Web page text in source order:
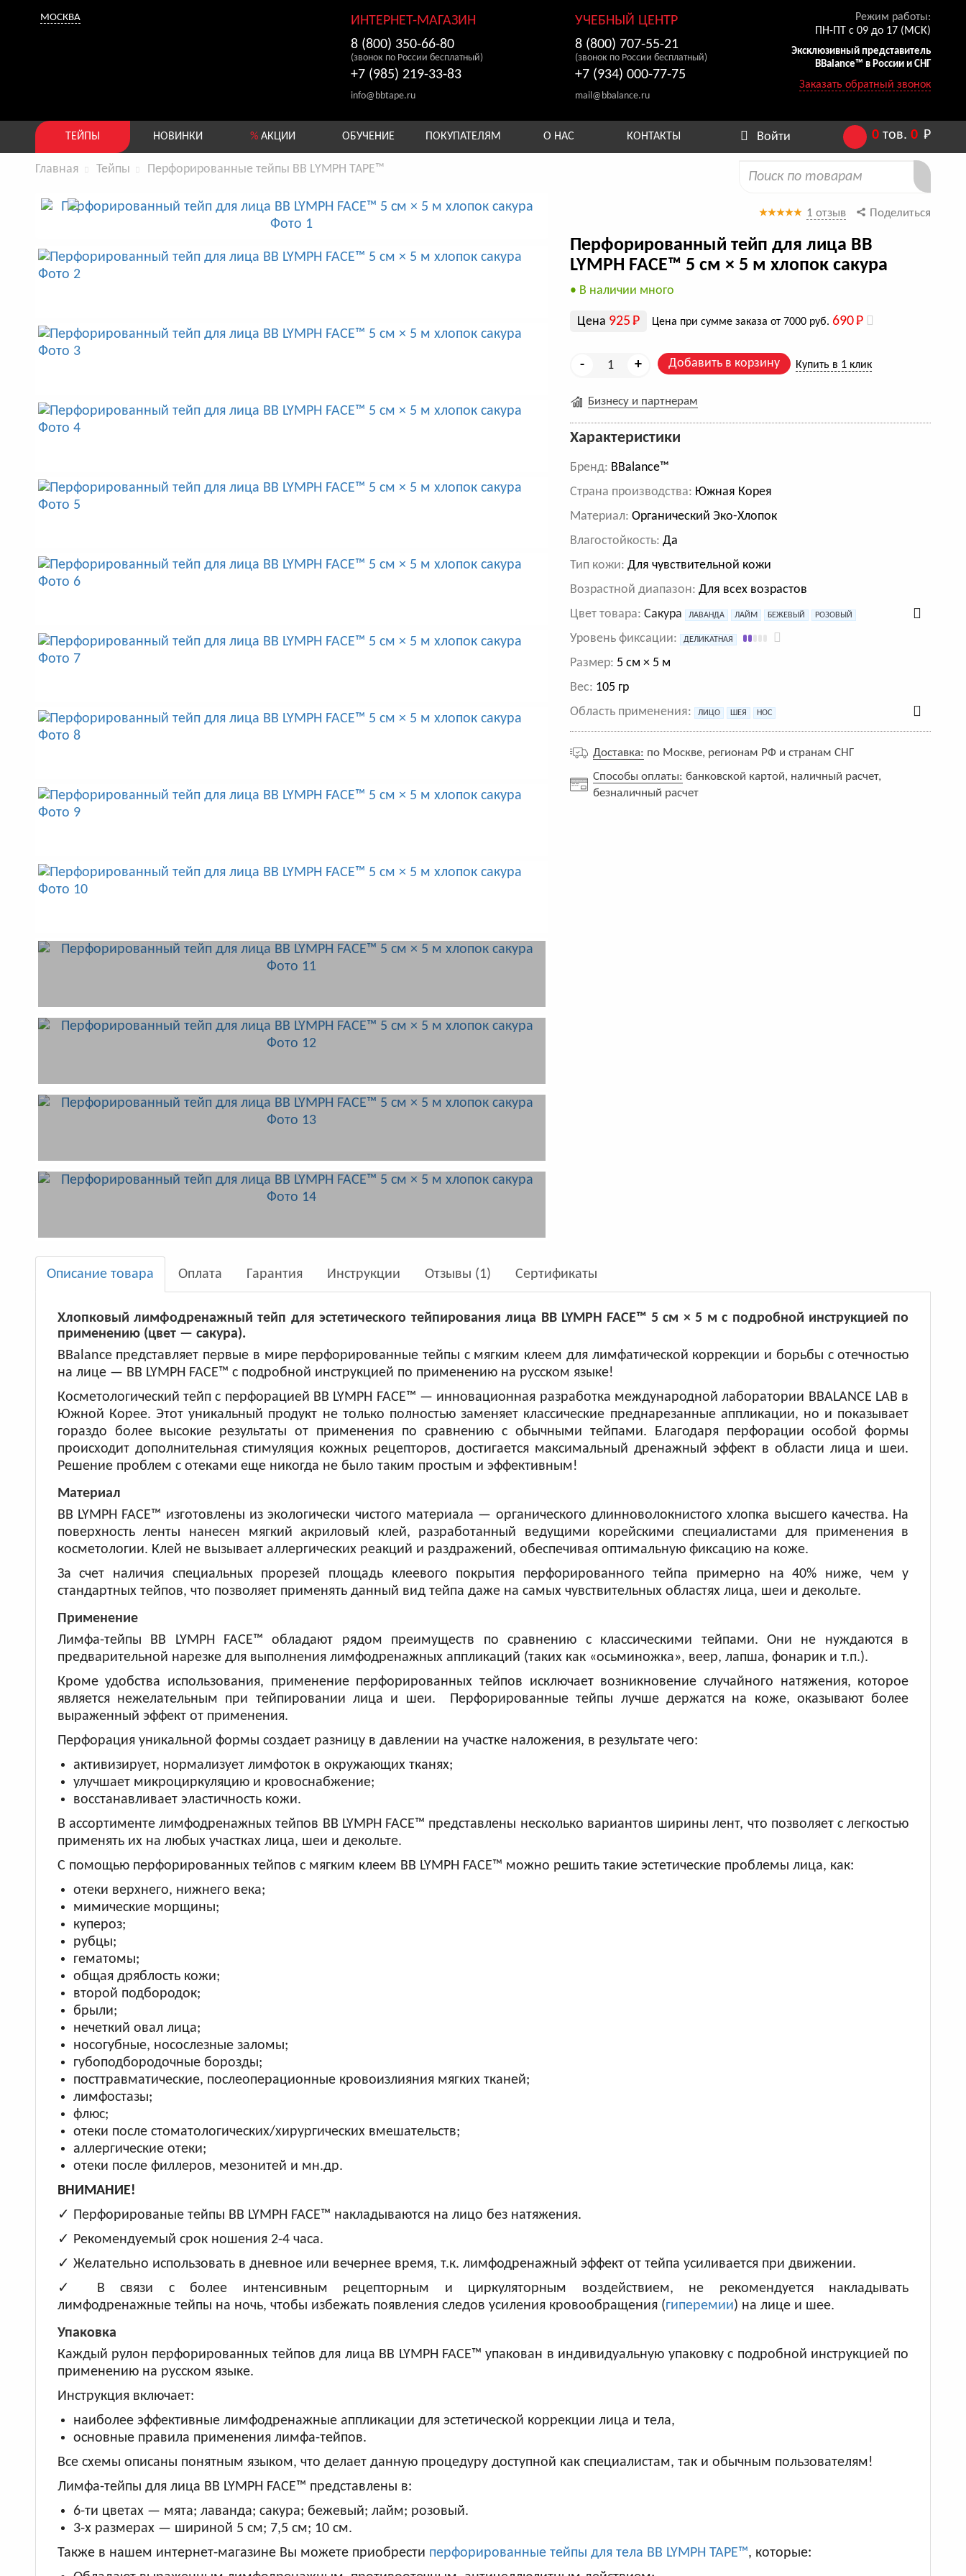
МОСКВА
ИНТЕРНЕТ-МАГАЗИН
8 (800) 350-66-80
(звонок по России бесплатный)
+7 (985) 219-33-83
info@bbtape.ru
УЧЕБНЫЙ ЦЕНТР
8 (800) 707-55-21
(звонок по России бесплатный)
+7 (934) 000-77-75
mail@bbalance.ru
Режим работы:
ПН-ПТ с 09 до 17 (МСК)
Эксклюзивный представитель
BBalance™ в России и СНГ
Заказать обратный звонок
ТЕЙПЫ НОВИНКИ % АКЦИИ ОБУЧЕНИЕ ПОКУПАТЕЛЯМ О НАС КОНТАКТЫ Войти 0 тов.0 Р
Главная Тейпы Перфорированные тейпы BB LYMPH TAPE™
1 отзыв Поделиться
Перфорированный тейп для лица BB
LYMPH FACE™ 5 см × 5 м хлопок сакура
• В наличии много
Цена 925 Р Цена при сумме заказа от 7000 руб. 690Р
- + Добавить в корзину Купить в 1 клик
Бизнесу и партнерам
Характеристики
Бренд: BBalance™
Cтрана производства: Южная Корея
Материал: Органический Эко-Хлопок
Влагостойкость: Да
Тип кожи: Для чувствительной кожи
Возрастной диапазон: Для всех возрастов
Цвет товара:Сакура ЛАВАНДА ЛАЙМ БЕЖЕВЫЙ РОЗОВЫЙ
Уровень фиксации: ДЕЛИКАТНАЯ
Размер: 5 см × 5 м
Вес: 105 гр
Область применения:
ЛИЦО ШЕЯ НОС
Доставка: по Москве, регионам РФ и странам СНГ
Способы оплаты: банковской картой, наличный расчет,
безналичный расчет
Описание товара Оплата Гарантия Инструкции Отзывы (1) Сертификаты
Хлопковый лимфодренажный тейп для эстетического тейпирования лица BB LYMPH FACE™ 5 см × 5 м с подробной инструкцией по
применению (цвет — сакура).
BBalance представляет первые в мире перфорированные тейпы с мягким клеем для лимфатической коррекции и борьбы с отечностью
на лице — BB LYMPH FACE™ с подробной инструкцией по применению на русском языке!
Косметологический тейп с перфорацией BB LYMPH FACE™ — инновационная разработка международной лаборатории BBALANCE LAB в
Южной Корее. Этот уникальный продукт не только полностью заменяет классические преднарезанные аппликации, но и показывает
гораздо более высокие результаты от применения по сравнению с обычными тейпами. Благодаря перфорации особой формы
происходит дополнительная стимуляция кожных рецепторов, достигается максимальный дренажный эффект в области лица и шеи.
Решение проблем с отеками еще никогда не было таким простым и эффективным!
Материал
BB LYMPH FACE™ изготовлены из экологически чистого материала — органического длинноволокнистого хлопка высшего качества. На
поверхность ленты нанесен мягкий акриловый клей, разработанный ведущими корейскими специалистами для применения в
косметологии. Клей не вызывает аллергических реакций и раздражений, обеспечивая оптимальную фиксацию на коже.
За счет наличия специальных прорезей площадь клеевого покрытия перфорированного тейпа примерно на 40% ниже, чем у
стандартных тейпов, что позволяет применять данный вид тейпа даже на самых чувствительных областях лица, шеи и декольте.
Применение
Лимфа-тейпы BB LYMPH FACE™ обладают рядом преимуществ по сравнению с классическими тейпами. Они не нуждаются в
предварительной нарезке для выполнения лимфодренажных аппликаций (таких как «осьминожка», веер, лапша, фонарик и т.п.).
Кроме удобства использования, применение перфорированных тейпов исключает возникновение случайного натяжения, которое
является нежелательным при тейпировании лица и шеи. Перфорированные тейпы лучше держатся на коже, оказывают более
выраженный эффект от применения.
Перфорация уникальной формы создает разницу в давлении на участке наложения, в результате чего:
активизирует, нормализует лимфоток в окружающих тканях;
улучшает микроциркуляцию и кровоснабжение;
восстанавливает эластичность кожи.
В ассортименте лимфодренажных тейпов BB LYMPH FACE™ представлены несколько вариантов ширины лент, что позволяет с легкостью
применять их на любых участках лица, шеи и декольте.
С помощью перфорированных тейпов с мягким клеем BB LYMPH FACE™ можно решить такие эстетические проблемы лица, как:
отеки верхнего, нижнего века;
мимические морщины;
купероз;
рубцы;
гематомы;
общая дряблость кожи;
второй подбородок;
брыли;
нечеткий овал лица;
носогубные, носослезные заломы;
губоподбородочные борозды;
посттравматические, послеоперационные кровоизлияния мягких тканей;
лимфостазы;
флюс;
отеки после стоматологических/хирургических вмешательств;
аллергические отеки;
отеки после филлеров, мезонитей и мн.др.
ВНИМАНИЕ!
✓ Перфорированые тейпы BB LYMPH FACE™ накладываются на лицо без натяжения.
✓ Рекомендуемый срок ношения 2-4 часа.
✓ Желательно использовать в дневное или вечернее время, т.к. лимфодренажный эффект от тейпа усиливается при движении.
✓ В связи с более интенсивным рецепторным и циркуляторным воздействием, не рекомендуется накладывать
лимфодренажные тейпы на ночь, чтобы избежать появления следов усиления кровообращения (гиперемии) на лице и шее.
Упаковка
Каждый рулон перфорированных тейпов для лица BB LYMPH FACE™ упакован в индивидуальную упаковку с подробной инструкцией по
применению на русском языке.
Инструкция включает:
наиболее эффективные лимфодренажные аппликации для эстетической коррекции лица и тела,
основные правила применения лимфа-тейпов.
Все схемы описаны понятным языком, что делает данную процедуру доступной как специалистам, так и обычным пользователям!
Лимфа-тейпы для лица BB LYMPH FACE™ представлены в:
6-ти цветах — мята; лаванда; сакура; бежевый; лайм; розовый.
3-х размерах — шириной 5 см; 7,5 см; 10 см.
Также в нашем интернет-магазине Вы можете приобрести перфорированные тейпы для тела BB LYMPH TAPE™, которые: